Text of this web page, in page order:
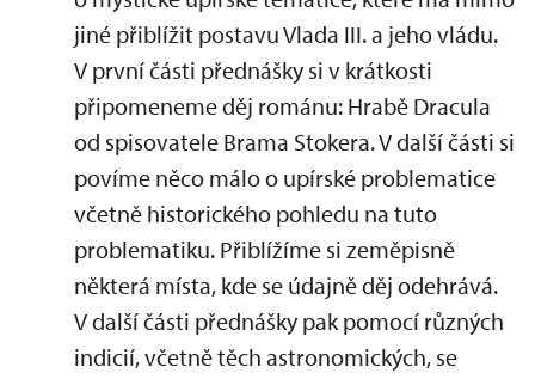
jiné přiblížit postavu Vlada III. a jeho vládu.
V první části přednášky si v krátkosti
připomeneme děj románu: Hrabě Dracula
od spisovatele Brama Stokera. V další části si
povíme něco málo o upírské problematice
včetně historického pohledu na tuto
problematiku. Přiblížíme si zeměpisně
některá místa, kde se údajně děj odehrává.
V další části přednášky pak pomocí různých
indicií, včetně těch astronomických, se